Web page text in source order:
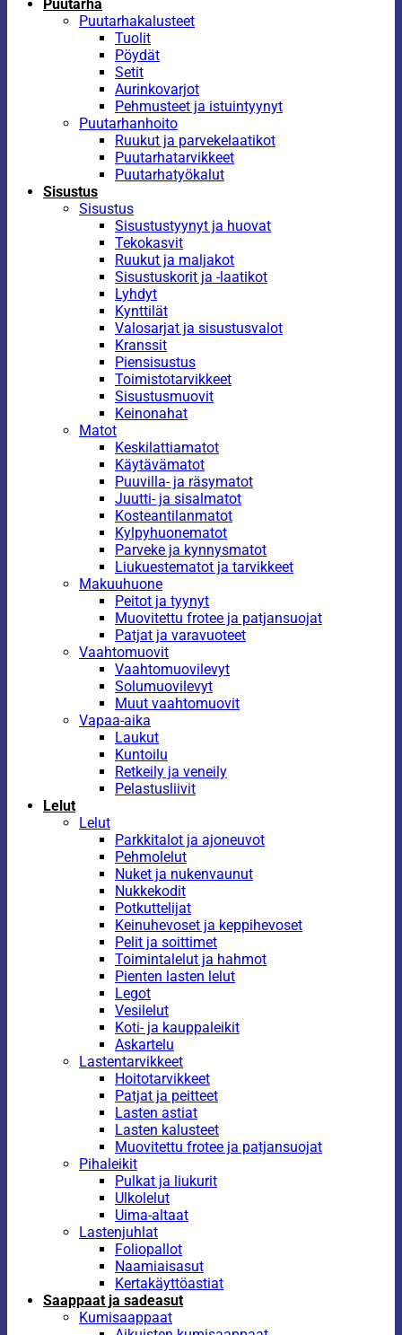
Puutarha
Puutarhakalusteet
Tuolit
Pöydät
Setit
Aurinkovarjot
Pehmusteet ja istuintyynyt
Puutarhanhoito
Ruukut ja parvekelaatikot
Puutarhatarvikkeet
Puutarhatyökalut
Sisustus
Sisustus
Sisustustyynyt ja huovat
Tekokasvit
Ruukut ja maljakot
Sisustuskorit ja -laatikot
Lyhdyt
Kynttilät
Valosarjat ja sisustusvalot
Kranssit
Piensisustus
Toimistotarvikkeet
Sisustusmuovit
Keinonahat
Matot
Keskilattiamatot
Käytävämatot
Puuvilla- ja räsymatot
Juutti- ja sisalmatot
Kosteantilanmatot
Kylpyhuonematot
Parveke ja kynnysmatot
Liukuestematot ja tarvikkeet
Makuuhuone
Peitot ja tyynyt
Muovitettu frotee ja patjansuojat
Patjat ja varavuoteet
Vaahtomuovit
Vaahtomuovilevyt
Solumuovilevyt
Muut vaahtomuovit
Vapaa-aika
Laukut
Kuntoilu
Retkeily ja veneily
Pelastusliivit
Lelut
Lelut
Parkkitalot ja ajoneuvot
Pehmolelut
Nuket ja nukenvaunut
Nukkekodit
Potkuttelijat
Keinuhevoset ja keppihevoset
Pelit ja soittimet
Toimintalelut ja hahmot
Pienten lasten lelut
Legot
Vesilelut
Koti- ja kauppaleikit
Askartelu
Lastentarvikkeet
Hoitotarvikkeet
Patjat ja peitteet
Lasten astiat
Lasten kalusteet
Muovitettu frotee ja patjansuojat
Pihaleikit
Pulkat ja liukurit
Ulkolelut
Uima-altaat
Lastenjuhlat
Foliopallot
Naamiaisasut
Kertakäyttöastiat
Saappaat ja sadeasut
Kumisaappaat